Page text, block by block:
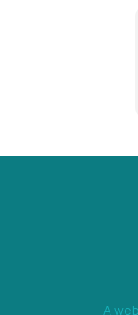
A